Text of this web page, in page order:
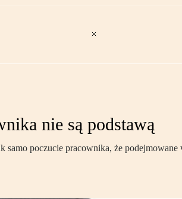
nie są podstawą
poczucie pracownika, że